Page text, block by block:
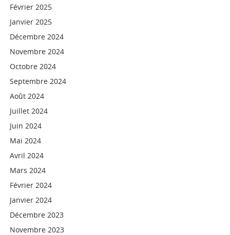
Février 2025
Janvier 2025
Décembre 2024
Novembre 2024
Octobre 2024
Septembre 2024
Août 2024
Juillet 2024
Juin 2024
Mai 2024
Avril 2024
Mars 2024
Février 2024
Janvier 2024
Décembre 2023
Novembre 2023